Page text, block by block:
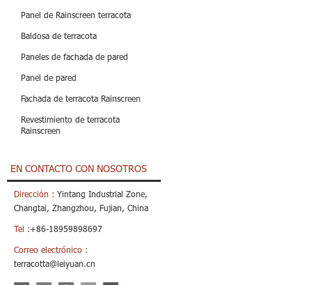
Panel de Rainscreen terracota
Baldosa de terracota
Paneles de fachada de pared
Panel de pared
Fachada de terracota Rainscreen
Revestimiento de terracota
Rainscreen
EN CONTACTO CON NOSOTROS
Dirección : Yintang Industrial Zone,
Changtai, Zhangzhou, Fujian, China
Tel :+86-18959898697
Correo electrónico :
terracotta@leiyuan.cn